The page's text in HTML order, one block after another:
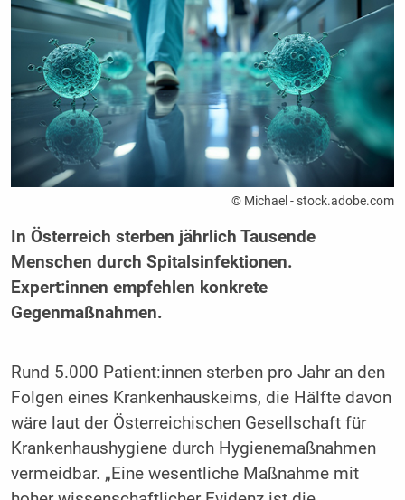
© Michael - stock.adobe.com
In Österreich sterben jährlich Tausende
Menschen durch Spitalsinfektionen.
Expert:innen empfehlen konkrete
Gegenmaßnahmen.
Rund 5.000 Patient:innen sterben pro Jahr an den
Folgen eines Krankenhauskeims, die Hälfte davon
wäre laut der Österreichischen Gesellschaft für
Krankenhaushygiene durch Hygienemaßnahmen
vermeidbar. „Eine wesentliche Maßnahme mit